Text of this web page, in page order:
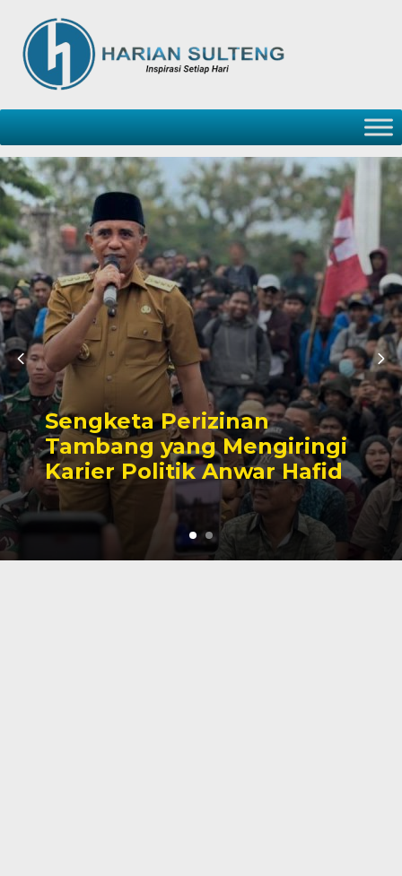
Sengketa Perizinan
Tambang yang Mengiringi
Karier Politik Anwar Hafid